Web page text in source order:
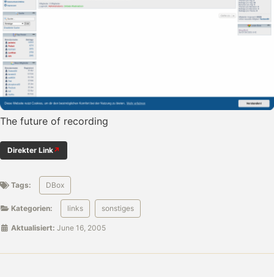
The future of recording
Direkter Link
Tags: DBox
Kategorien: links sonstiges
Aktualisiert: June 16, 2005